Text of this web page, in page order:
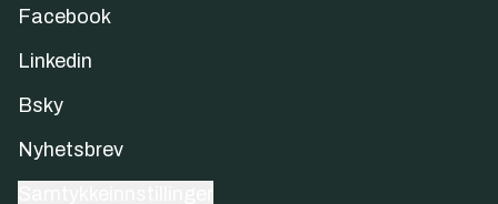
Facebook
Linkedin
Bsky
Nyhetsbrev